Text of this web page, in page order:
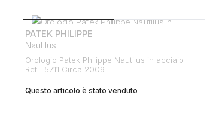
PATEK PHILIPPE
Nautilus
Orologio Patek Philippe Nautilus in acciaio
Ref : 5711 Circa 2009
Questo articolo è stato venduto